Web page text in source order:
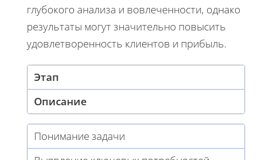
глубокого анализа и вовлеченности, однако
результаты могут значительно повысить
удовлетворенность клиентов и прибыль.
Этап
Описание
Понимание задачи